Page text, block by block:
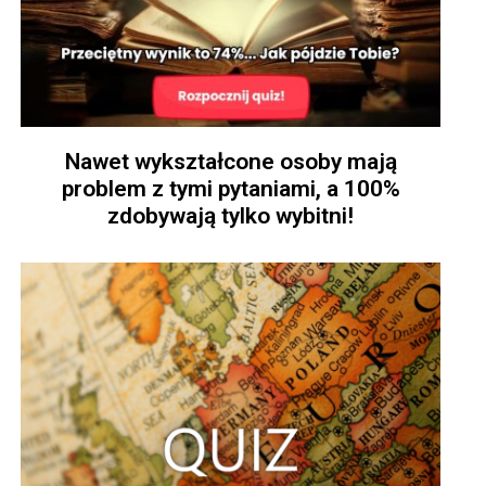
Nawet wykształcone osoby mają
problem z tymi pytaniami, a 100%
zdobywają tylko wybitni!